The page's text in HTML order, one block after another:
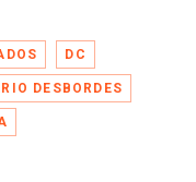
DC
DESBORDES